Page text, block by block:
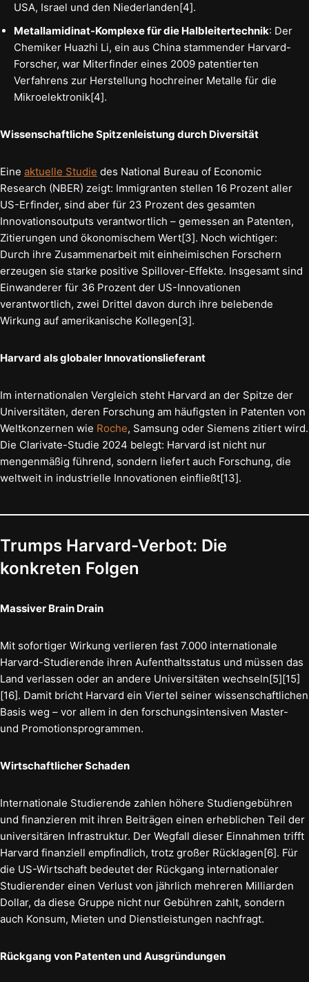
USA, Israel und den Niederlanden[4].
Metallamidinat-Komplexe für die Halbleitertechnik: Der
Chemiker Huazhi Li, ein aus China stammender Harvard-
Forscher, war Miterfinder eines 2009 patentierten
Verfahrens zur Herstellung hochreiner Metalle für die
Mikroelektronik[4].
Wissenschaftliche Spitzenleistung durch Diversität
Eine aktuelle Studie des National Bureau of Economic
Research (NBER) zeigt: Immigranten stellen 16 Prozent aller
US-Erfinder, sind aber für 23 Prozent des gesamten
Innovationsoutputs verantwortlich – gemessen an Patenten,
Zitierungen und ökonomischem Wert[3]. Noch wichtiger:
Durch ihre Zusammenarbeit mit einheimischen Forschern
erzeugen sie starke positive Spillover-Effekte. Insgesamt sind
Einwanderer für 36 Prozent der US-Innovationen
verantwortlich, zwei Drittel davon durch ihre belebende
Wirkung auf amerikanische Kollegen[3].
Harvard als globaler Innovationslieferant
Im internationalen Vergleich steht Harvard an der Spitze der
Universitäten, deren Forschung am häufigsten in Patenten von
Weltkonzernen wie Roche, Samsung oder Siemens zitiert wird.
Die Clarivate-Studie 2024 belegt: Harvard ist nicht nur
mengenmäßig führend, sondern liefert auch Forschung, die
weltweit in industrielle Innovationen einfließt[13].
Trumps Harvard-Verbot: Die
konkreten Folgen
Massiver Brain Drain
Mit sofortiger Wirkung verlieren fast 7.000 internationale
Harvard-Studierende ihren Aufenthaltsstatus und müssen das
Land verlassen oder an andere Universitäten wechseln[5][15]
[16]. Damit bricht Harvard ein Viertel seiner wissenschaftlichen
Basis weg – vor allem in den forschungsintensiven Master-
und Promotionsprogrammen.
Wirtschaftlicher Schaden
Internationale Studierende zahlen höhere Studiengebühren
und finanzieren mit ihren Beiträgen einen erheblichen Teil der
universitären Infrastruktur. Der Wegfall dieser Einnahmen trifft
Harvard finanziell empfindlich, trotz großer Rücklagen[6]. Für
die US-Wirtschaft bedeutet der Rückgang internationaler
Studierender einen Verlust von jährlich mehreren Milliarden
Dollar, da diese Gruppe nicht nur Gebühren zahlt, sondern
auch Konsum, Mieten und Dienstleistungen nachfragt.
Rückgang von Patenten und Ausgründungen